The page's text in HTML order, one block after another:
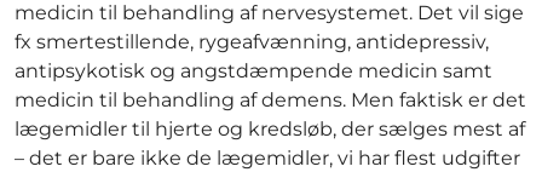
medicin til behandling af nervesystemet. Det vil sige
fx smertestillende, rygeafvænning, antidepressiv,
antipsykotisk og angstdæmpende medicin samt
medicin til behandling af demens. Men faktisk er det
lægemidler til hjerte og kredsløb, der sælges mest af
– det er bare ikke de lægemidler, vi har flest udgifter